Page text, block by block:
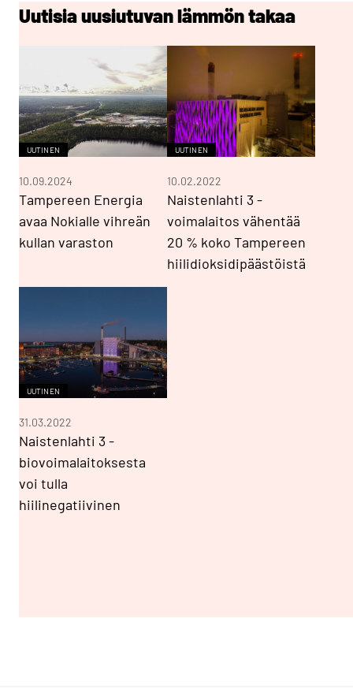
Uutisia uusiutuvan lämmön takaa
UUTINEN
Tampereen Energia
avaa Nokialle vihreän
kullan varaston
10.09.2024
UUTINEN
Naistenlahti 3 -
voimalaitos vähentää
20 % koko Tampereen
hiilidioksidipäästöistä
10.02.2022
UUTINEN
Naistenlahti 3 -
biovoimalaitoksesta
voi tulla
hiilinegatiivinen
31.03.2022